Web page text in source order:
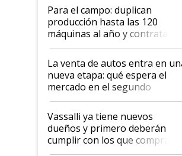
Para el campo: duplican
producción hasta las 120
máquinas al año y contratan
especialistas de la industria
automotriz para lograrlo
La venta de autos entra en
nueva etapa: qué espera el
mercado en el segundo
semestre
Vassalli ya tiene nuevos
dueños y primero deberán
cumplir con los que compraron
cosechadoras y todavía no las